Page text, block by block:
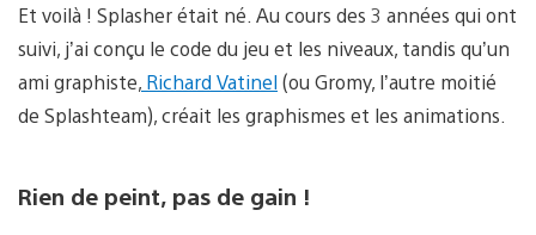
Et voilà ! Splasher était né. Au cours des 3 années qui ont
suivi, j’ai conçu le code du jeu et les niveaux, tandis qu’un
ami graphiste, Richard Vatinel(ou Gromy, l’autre moitié
de Splashteam), créait les graphismes et les animations.
Rien de peint, pas de gain !